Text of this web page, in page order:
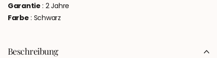
Garantie : 2 Jahre
Farbe : Schwarz
Beschreibung